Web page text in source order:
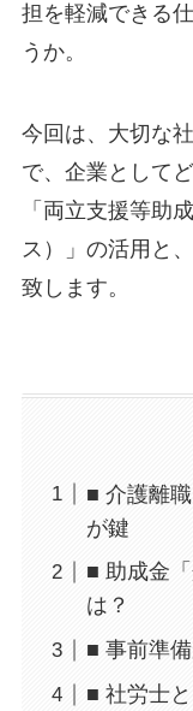
担を軽減できる
うか。
今回は、大切な
で、企業として
「両立支援等助
ス）」の活用と
致します。
■ 介護離
が鍵
■ 助成金
は？
■ 事前準
■ 社労士